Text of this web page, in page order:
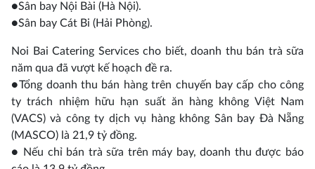
●Sân bay Nội Bài (Hà Nội).
●Sân bay Cát Bi (Hải Phòng).
Noi Bai Catering Services cho biết, doanh thu bán trà sữa
năm qua đã vượt kế hoạch đề ra.
●Tổng doanh thu bán hàng trên chuyến bay cấp cho công
ty trách nhiệm hữu hạn suất ăn hàng không Việt Nam
(VACS) và công ty dịch vụ hàng không Sân bay Đà Nẵng
(MASCO) là 21,9 tỷ đồng.
● Nếu chỉ bán trà sữa trên máy bay, doanh thu được báo